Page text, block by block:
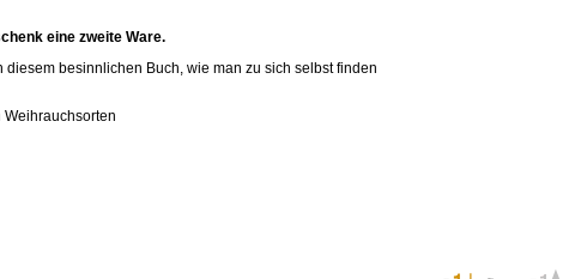
eine zweite Ware.
diesem besinnlichen Buch, wie man zu sich selbst finden